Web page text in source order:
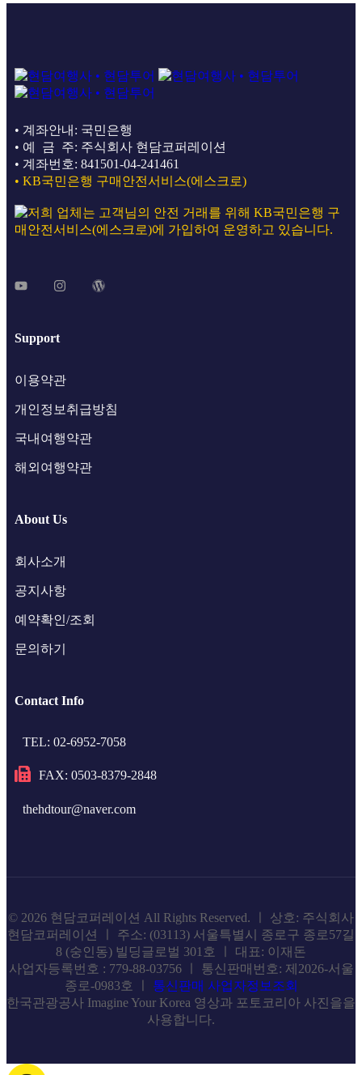
• 계좌안내: 국민은행
• 예 금 주: 주식회사 현담코퍼레이션
• 계좌번호: 841501-04-241461
• KB국민은행 구매안전서비스(에스크로)
Support
이용약관
개인정보취급방침
국내여행약관
해외여행약관
About Us
회사소개
공지사항
예약확인/조회
문의하기
Contact Info
TEL: 02-6952-7058
FAX: 0503-8379-2848
thehdtour@naver.com
© 2026 현담코퍼레이션 All Rights Reserved. ㅣ 상호: 주식회사
현담코퍼레이션 ㅣ 주소: (03113) 서울특별시 종로구 종로57길
8 (숭인동) 빌딩글로벌 301호 ㅣ 대표: 이재돈
사업자등록번호 : 779-88-03756 ㅣ 통신판매번호: 제2026-서울
종로-0983호 ㅣ 통신판매 사업자정보조회
한국관광공사 Imagine Your Korea 영상과 포토코리아 사진을을
사용합니다.